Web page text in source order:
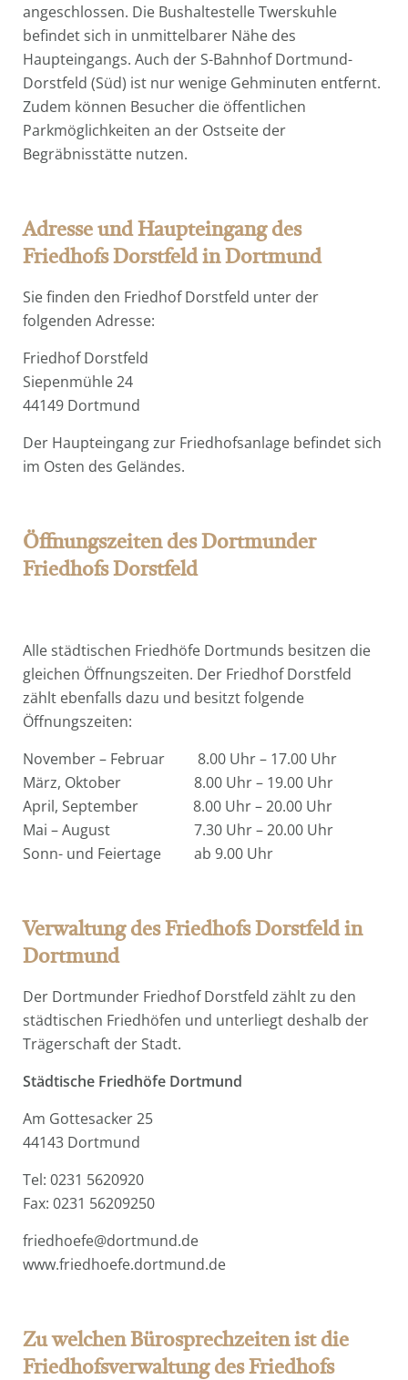
angeschlossen. Die Bushaltestelle Twerskuhle
befindet sich in unmittelbarer Nähe des
Haupteingangs. Auch der S-Bahnhof Dortmund-
Dorstfeld (Süd) ist nur wenige Gehminuten entfernt.
Zudem können Besucher die öffentlichen
Parkmöglichkeiten an der Ostseite der
Begräbnisstätte nutzen.
Adresse und Haupteingang des
Friedhofs Dorstfeld in Dortmund
Sie finden den Friedhof Dorstfeld unter der
folgenden Adresse:
Friedhof Dorstfeld
Siepenmühle 24
44149 Dortmund
Der Haupteingang zur Friedhofsanlage befindet sich
im Osten des Geländes.
Öffnungszeiten des Dortmunder
Friedhofs Dorstfeld
Alle städtischen Friedhöfe Dortmunds besitzen die
gleichen Öffnungszeiten. Der Friedhof Dorstfeld
zählt ebenfalls dazu und besitzt folgende
Öffnungszeiten:
November – Februar 8.00 Uhr – 17.00 Uhr
März, Oktober 8.00 Uhr – 19.00 Uhr
April, September 8.00 Uhr – 20.00 Uhr
Mai – August 7.30 Uhr – 20.00 Uhr
Sonn- und Feiertage ab 9.00 Uhr
Verwaltung desFriedhofs Dorstfeld in
Dortmund
Der Dortmunder Friedhof Dorstfeld zählt zu den
städtischen Friedhöfen und unterliegt deshalb der
Trägerschaft der Stadt.
Städtische Friedhöfe Dortmund
Am Gottesacker 25
44143 Dortmund
Tel: 0231 5620920
Fax: 0231 56209250
friedhoefe@dortmund.de
www.friedhoefe.dortmund.de
Zu welchen Bürosprechzeiten ist die
Friedhofsverwaltung des Friedhofs